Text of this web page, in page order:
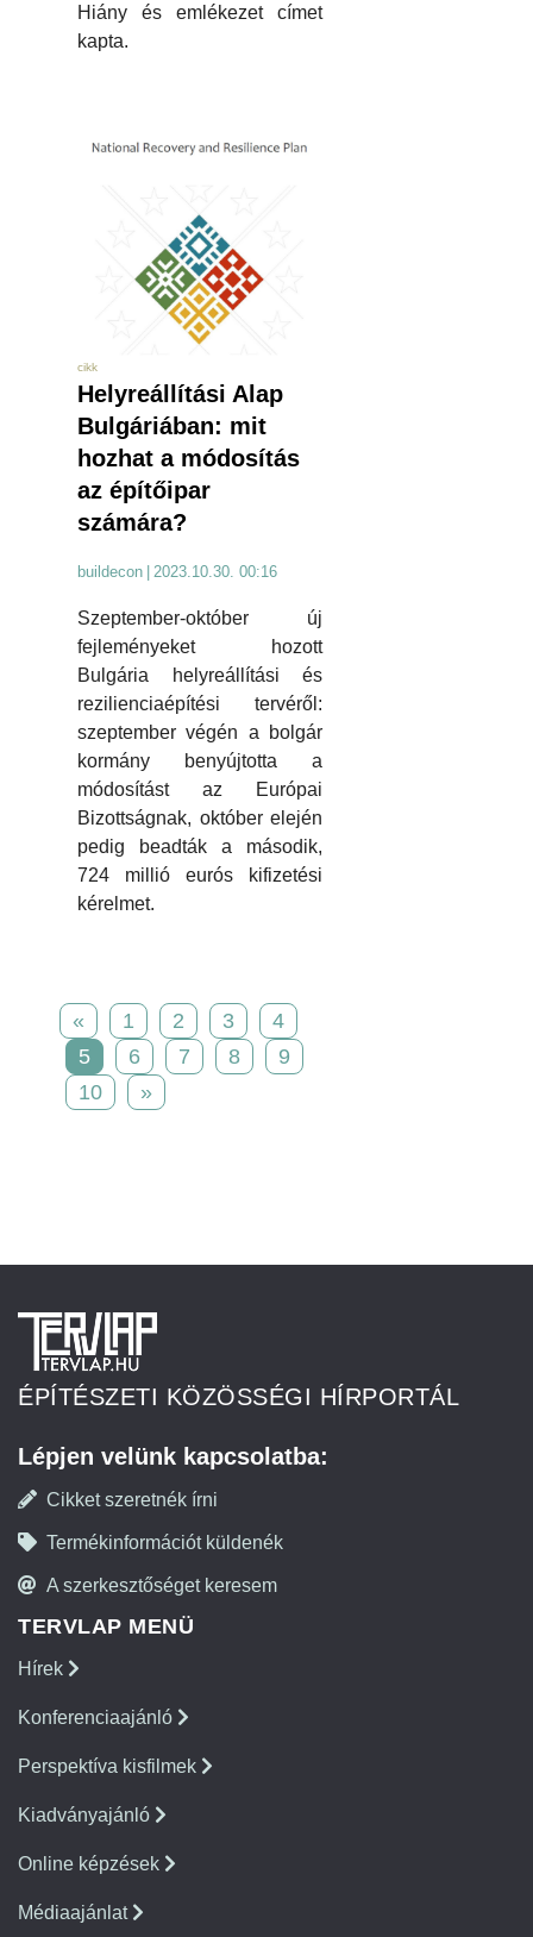
Hiány és emlékezet címet
kapta.
cikk
Helyreállítási Alap
Bulgáriában: mit
hozhat a módosítás
az építőipar
számára?
buildecon | 2023.10.30. 00:16
Szeptember-október új
fejleményeket hozott
Bulgária helyreállítási és
rezilienciaépítési tervéről:
szeptember végén a bolgár
kormány benyújtotta a
módosítást az Európai
Bizottságnak, október elején
pedig beadták a második,
724 millió eurós kifizetési
kérelmet.
« 1 2 3
4
5
6 7 8
9
10
»
ÉPÍTÉSZETI KÖZÖSSÉGI HÍRPORTÁL
Lépjen velünk kapcsolatba:
Cikket szeretnék írni
Termékinformációt küldenék
A szerkesztőséget keresem
TERVLAP MENÜ
Hírek
Konferenciaajánló
Perspektíva kisfilmek
Kiadványajánló
Online képzések
Médiaajánlat